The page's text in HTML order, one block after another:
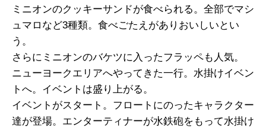
ミニオンのクッキーサンドが食べられる。全部でマシ
ュマロなど3種類。食べごたえがありおいしいとい
う。
さらにミニオンのバケツに入ったフラッペも人気。
ニューヨークエリアへやってきた一行。水掛けイベン
トへ。イベントは盛り上がる。
イベントがスタート。フロートにのったキャラクター
達が登場。エンターティナーが水鉄砲をもって水掛け